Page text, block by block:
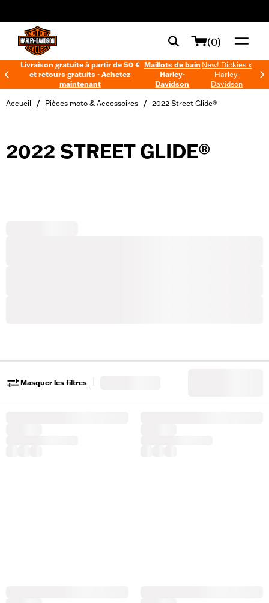
(0)
Livraison gratuite à partir de 50 €
et retours gratuits -Achetez
maintenant
Maillots de bain
Harley-
Davidson
New! Dickies x
Harley-
Davidson
Accueil / Pièces moto & Accessoires / 2022 Street Glide®
2022 STREET GLIDE®
Masquer les filtres